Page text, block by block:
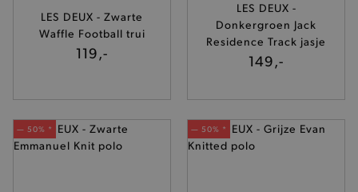
LES DEUX - Zwarte
Waffle Football trui
119,-
LES DEUX -
Donkergroen Jack
Residence Track jasje
149,-
— 50% * — 50% *